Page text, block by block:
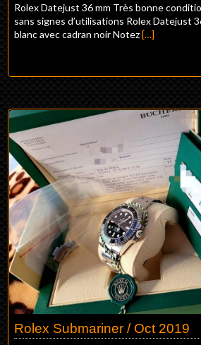
Rolex Datejust 36 mm Très bonne
sans signes d’utilisations Rolex Datejust
blanc avec cadran noir Notez[…]
Rolex Submariner / Oct 2019